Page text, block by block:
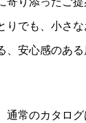
りでも、小さ
、安心感のあ
通常のカタロ